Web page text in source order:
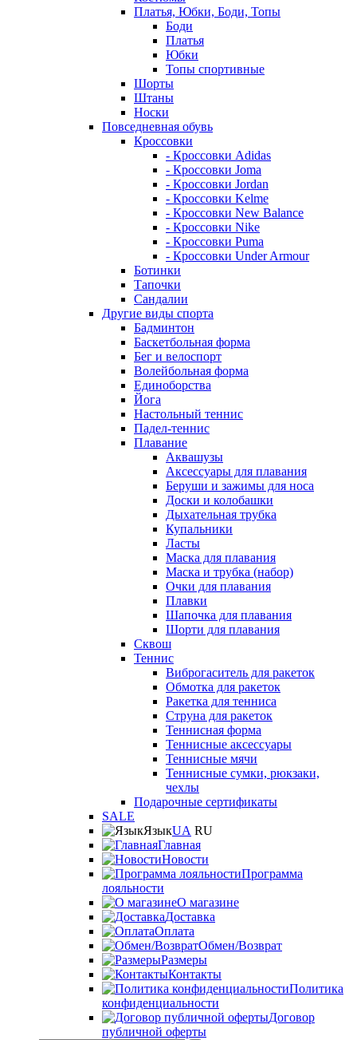
Платья, Юбки, Боди, Топы
Боди
Платья
Юбки
Топы спортивные
Шорты
Штаны
Носки
Повседневная обувь
Кроссовки
- Кроссовки Adidas
- Кроссовки Joma
- Кроссовки Jordan
- Кроссовки Kelme
- Кроссовки New Balance
- Кроссовки Nike
- Кроссовки Puma
- Кроссовки Under Armour
Ботинки
Тапочки
Сандалии
Другие виды спорта
Бадминтон
Баскетбольная форма
Бег и велоспорт
Волейбольная форма
Единоборства
Йога
Настольный теннис
Падел-теннис
Плавание
Аквашузы
Аксессуары для плавания
Беруши и зажимы для носа
Доски и колобашки
Дыхательная трубка
Купальники
Ласты
Маска для плавания
Маска и трубка (набор)
Очки для плавания
Плавки
Шапочка для плавания
Шорти для плавания
Сквош
Теннис
Виброгаситель для ракеток
Обмотка для ракеток
Ракетка для тенниса
Струна для ракеток
Теннисная форма
Теннисные аксессуары
Теннисные мячи
Теннисные сумки, рюкзаки,
чехлы
Подарочные сертификаты
SALE
ЯзыкUA RU
Главная
Новости
Программа
лояльности
О магазине
Доставка
Оплата
Обмен/Возврат
Размеры
Контакты
Политика
конфиденциальности
Договор
публичной оферты